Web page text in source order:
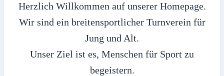
Herzlich Willkommen auf unserer Homepage.
Wir sind ein breitensportlicher Turnverein für
Jung und Alt.
Unser Ziel ist es, Menschen für Sport zu
begeistern.